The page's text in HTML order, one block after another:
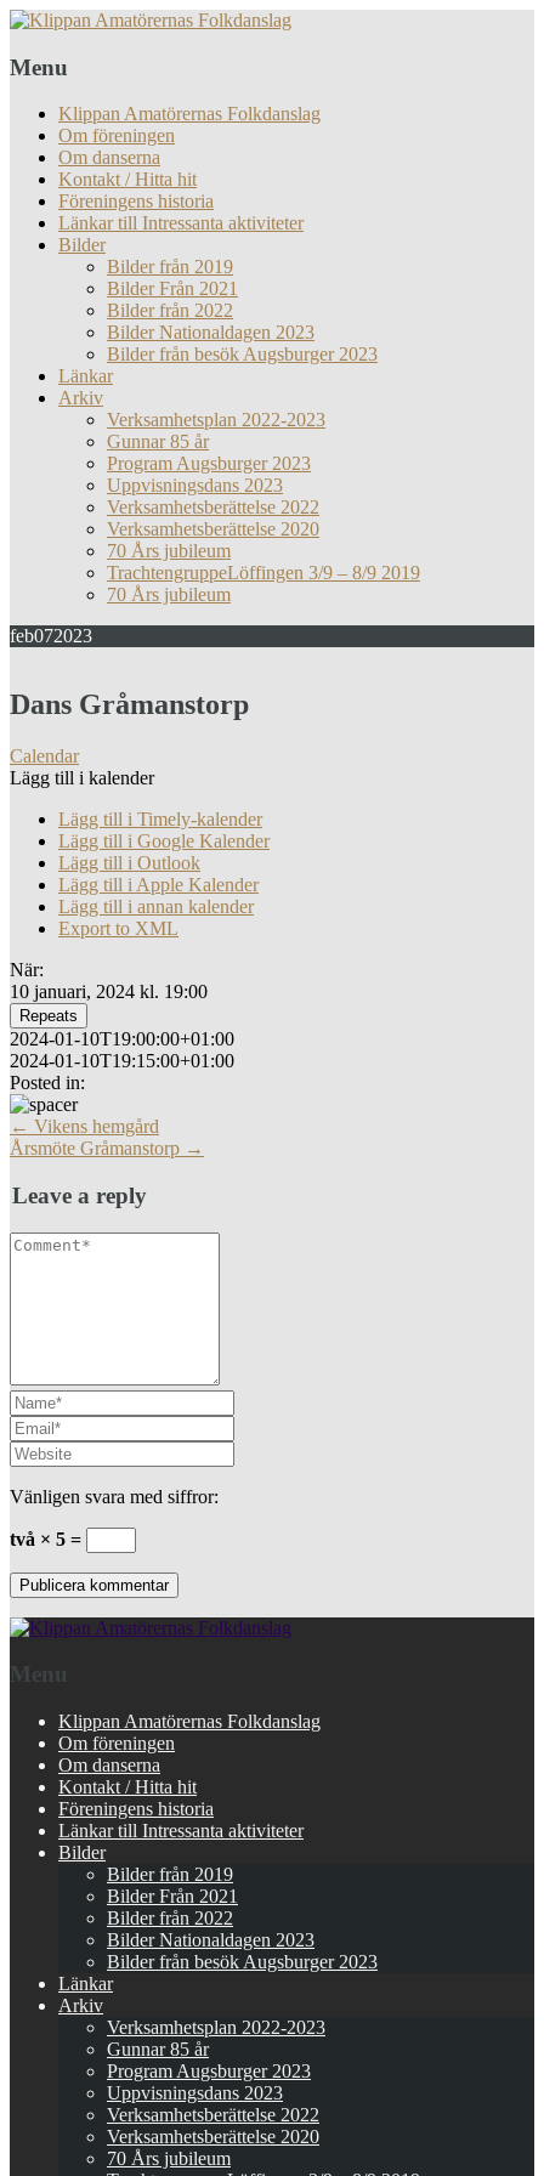
Menu
Klippan Amatörernas Folkdanslag
Om föreningen
Om danserna
Kontakt / Hitta hit
Föreningens historia
Länkar till Intressanta aktiviteter
Bilder
Bilder från 2019
Bilder Från 2021
Bilder från 2022
Bilder Nationaldagen 2023
Bilder från besök Augsburger 2023
Länkar
Arkiv
Verksamhetsplan 2022-2023
Gunnar 85 år
Program Augsburger 2023
Uppvisningsdans 2023
Verksamhetsberättelse 2022
Verksamhetsberättelse 2020
70 Års jubileum
TrachtengruppeLöffingen 3/9 – 8/9 2019
70 Års jubileum
feb072023
Dans Gråmanstorp
Calendar
Lägg till i kalender
Lägg till i Timely-kalender
Lägg till i Google Kalender
Lägg till i Outlook
Lägg till i Apple Kalender
Lägg till i annan kalender
Export to XML
När:
10 januari, 2024 kl. 19:00
Repeats
2024-01-10T19:00:00+01:00
2024-01-10T19:15:00+01:00
Posted in:
More
Articles
← Vikens hemgård
Årsmöte Gråmanstorp →
Leave a reply
Vänligen svara med siffror:
två × 5 =
Menu
Klippan Amatörernas Folkdanslag
Om föreningen
Om danserna
Kontakt / Hitta hit
Föreningens historia
Länkar till Intressanta aktiviteter
Bilder
Bilder från 2019
Bilder Från 2021
Bilder från 2022
Bilder Nationaldagen 2023
Bilder från besök Augsburger 2023
Länkar
Arkiv
Verksamhetsplan 2022-2023
Gunnar 85 år
Program Augsburger 2023
Uppvisningsdans 2023
Verksamhetsberättelse 2022
Verksamhetsberättelse 2020
70 Års jubileum